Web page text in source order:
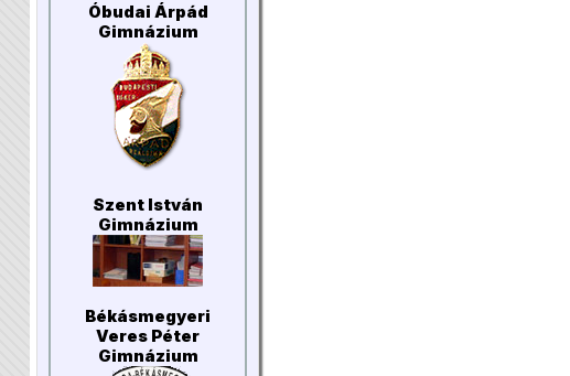
Óbudai Árpád
Gimnázium
Szent István
Gimnázium
Békásmegyeri
Veres Péter
Gimnázium